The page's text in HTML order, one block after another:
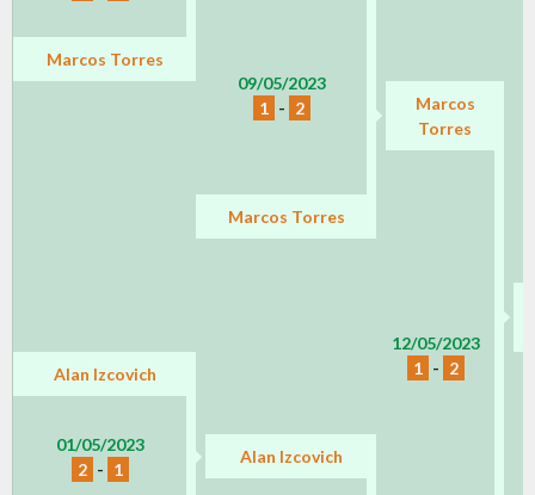
09/05/2023
1 - 2
Marcos Torres
Marcos
Torres
12/05/2023
1 - 2
Marcos Torres
Alan Izcovich
01/05/2023
2 - 1
Alan Izcovich